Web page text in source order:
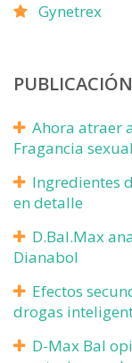
Gynetrex
Ahora atraer
Fragancia
Ingredientes
en detalle
D.Bal.Max
Dianabol
Efectos
drogas
D-Max Bal